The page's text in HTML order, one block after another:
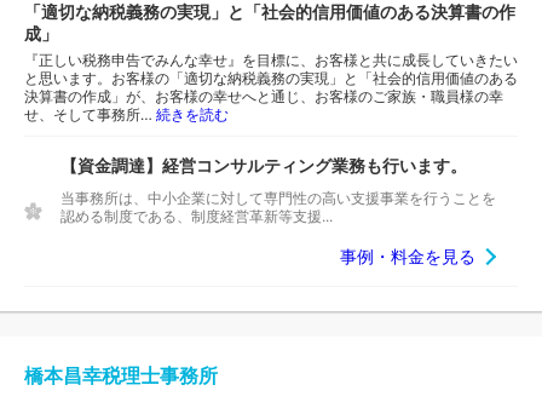
「適切な納税義務の実現」と「社会的信用価値のある決算書の作
成」
『正しい税務申告でみんな幸せ』を目標に、お客様と共に成長していきたい
と思います。お客様の「適切な納税義務の実現」と「社会的信用価値のある
決算書の作成」が、お客様の幸せへと通じ、お客様のご家族・職員様の幸
せ、そして事務所… 続きを読む
【資金調達】経営コンサルティング業務も行います。
当事務所は、中小企業に対して専門性の高い支援事業を行うことを
認める制度である、制度経営革新等支援...
事例・料金を見る
橋本昌幸税理士事務所